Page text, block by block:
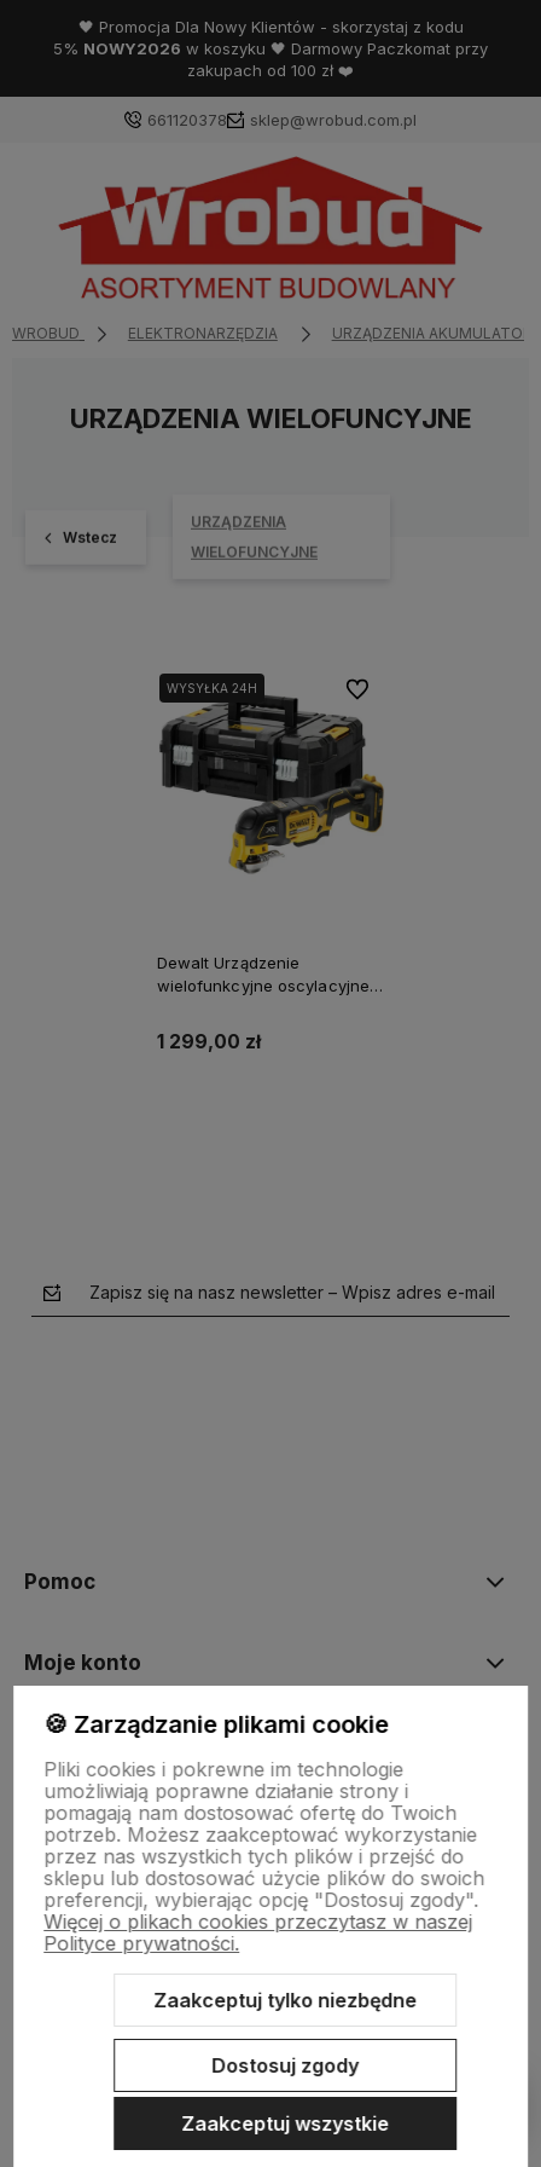
🖤 Promocja Dla Nowy Klientów - skorzystaj z kodu
5% NOWY2026 w koszyku 🖤 Darmowy Paczkomat przy
zakupach od 100 zł ❤️
661120378 sklep@wrobud.com.pl
WROBUD ELEKTRONARZĘDZIA URZĄDZENIA
URZĄDZENIA WIELOFUNCYJNE
Wstecz
URZĄDZENIA
WIELOFUNCYJNE
WYSYŁKA 24H
Dewalt Urządzenie
wielofunkcyjne oscylacyjne
kufer TSTAK II
1 299,00 zł
Do ulubionych
Zapisz się na nasz newsletter – Wpisz adres e-mail
Pomoc
Moje konto
Płatności i dostawa
Informacje
O nas
Sklep internetowy Shoper.pl Szablon Shoper Modern 3.0™
🍪 Zarządzanie plikami cookie
Pliki cookies i pokrewne im technologie
umożliwiają poprawne działanie strony i
pomagają nam dostosować ofertę do Twoich
potrzeb. Możesz zaakceptować wykorzystanie
przez nas wszystkich tych plików i przejść do
sklepu lub dostosować użycie plików do swoich
preferencji, wybierając opcję "Dostosuj zgody".
Więcej o plikach cookies przeczytasz w naszej
Polityce prywatności.
Zaakceptuj tylko niezbędne
Dostosuj zgody
Zaakceptuj wszystkie